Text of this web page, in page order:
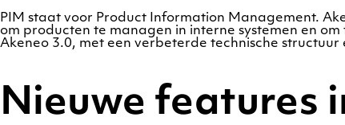
PIM staat voor Product Information Management.
om producten te managen in interne systemen en
Akeneo 3.0, met een verbeterde technische
Nieuwe features